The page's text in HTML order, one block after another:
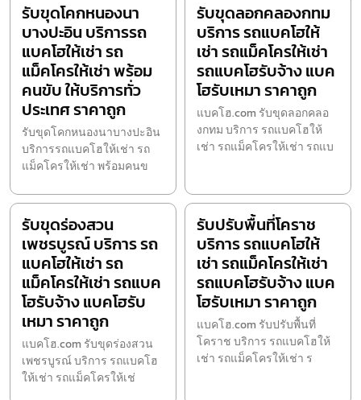
รับขุดโคกหนองนา
บางปะอิน บริการรถ
แบคโฮให้เช่า รถ
แม็คโครให้เช่า พร้อม
คนขับ ให้บริการทั่ว
ประเทศ ราคาถูก
รับขุดโคกหนองนาบางปะอิน
บริการรถแบคโฮให้เช่า รถ
แม็คโครให้เช่า พร้อมคนข
รับขุดลอกคลองกทม
บริการ รถแบคโฮให้
เช่า รถแม็คโครให้เช่า
รถแบคโฮรับจ้าง แบค
โฮรับเหมา ราคาถูก
แบคโฮ.com รับขุดลอกคลอ
งกทม บริการ รถแบคโฮให้
เช่า รถแม็คโครให้เช่า รถแบ
รับขุดร่องสวน
เพชรบูรณ์ บริการ รถ
แบคโฮให้เช่า รถ
แม็คโครให้เช่า รถแบค
โฮรับจ้าง แบคโฮรับ
เหมา ราคาถูก
แบคโฮ.com รับขุดร่องสวน
เพชรบูรณ์ บริการ รถแบคโฮ
ให้เช่า รถแม็คโครให้เช่
รับปรับพื้นที่โคราช
บริการ รถแบคโฮให้
เช่า รถแม็คโครให้เช่า
รถแบคโฮรับจ้าง แบค
โฮรับเหมา ราคาถูก
แบคโฮ.com รับปรับพื้นที่
โคราช บริการ รถแบคโฮให้
เช่า รถแม็คโครให้เช่า ร